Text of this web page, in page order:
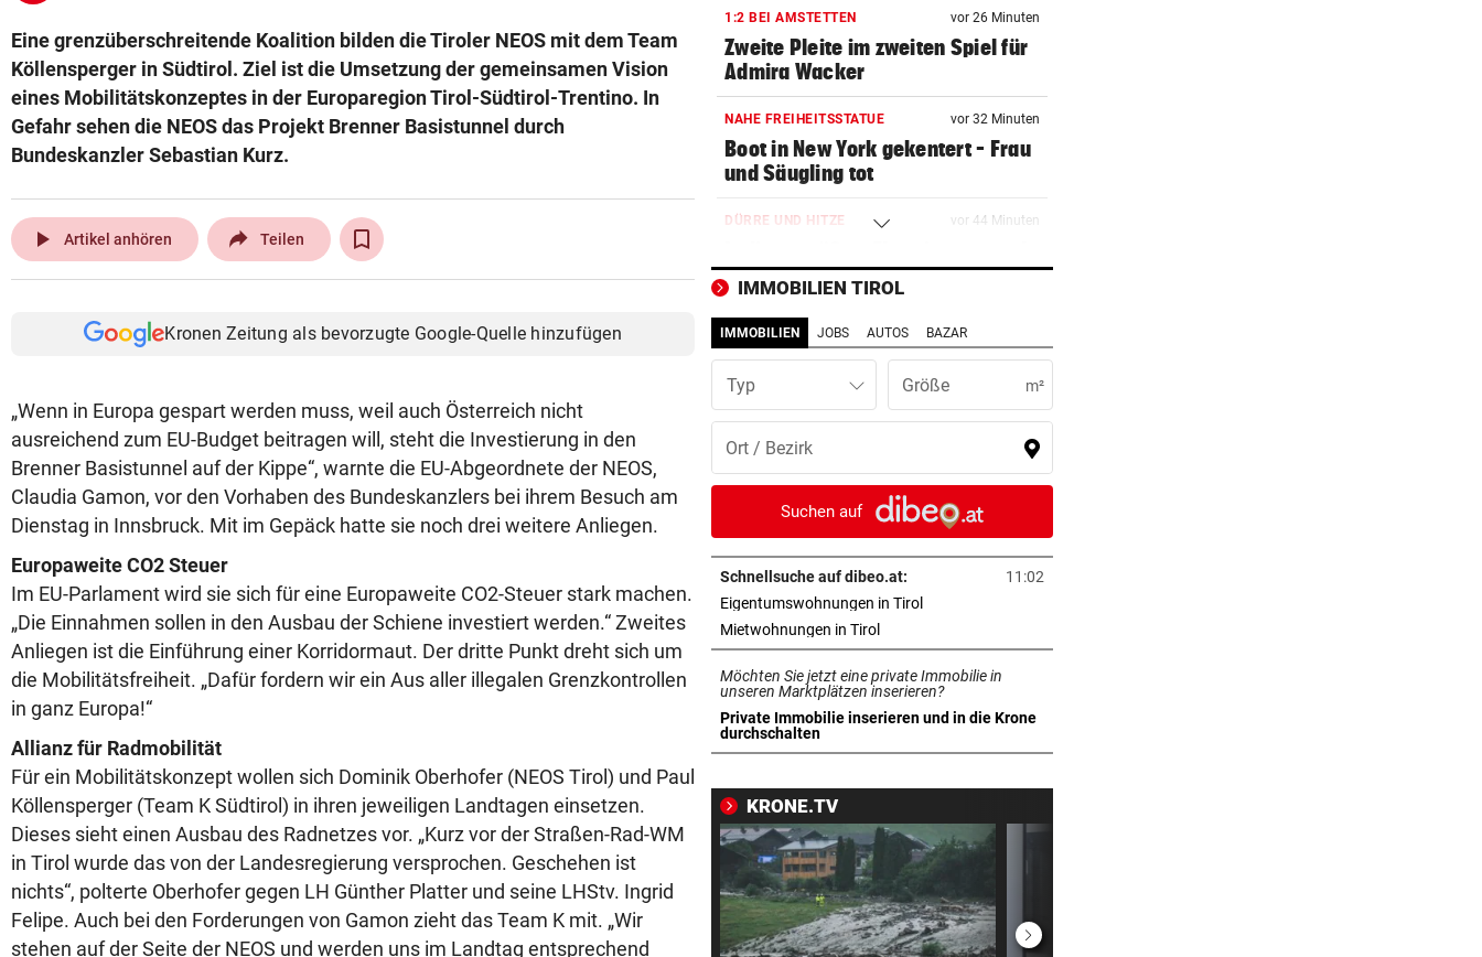
Eine grenzüberschreitende Koalition bilden die Tiroler NEOS mit dem Team
Köllensperger in Südtirol. Ziel ist die Umsetzung der gemeinsamen Vision
eines Mobilitätskonzeptes in der Europaregion Tirol-Südtirol-Trentino. In
Gefahr sehen die NEOS das Projekt Brenner Basistunnel durch
Bundeskanzler Sebastian Kurz.
play_arrow Artikel anhören Teilen
Kronen Zeitung als bevorzugte Google-Quelle hinzufügen
„Wenn in Europa gespart werden muss, weil auch Österreich nicht
ausreichend zum EU-Budget beitragen will, steht die Investierung in den
Brenner Basistunnel auf der Kippe“, warnte die EU-Abgeordnete der NEOS,
Claudia Gamon, vor den Vorhaben des Bundeskanzlers bei ihrem Besuch am
Dienstag in Innsbruck. Mit im Gepäck hatte sie noch drei weitere Anliegen.
Europaweite CO2 Steuer
Im EU-Parlament wird sie sich für eine Europaweite CO2-Steuer stark machen.
„Die Einnahmen sollen in den Ausbau der Schiene investiert werden.“ Zweites
Anliegen ist die Einführung einer Korridormaut. Der dritte Punkt dreht sich um
die Mobilitätsfreiheit. „Dafür fordern wir ein Aus aller illegalen Grenzkontrollen
in ganz Europa!“
Allianz für Radmobilität
Für ein Mobilitätskonzept wollen sich Dominik Oberhofer (NEOS Tirol) und Paul
Köllensperger (Team K Südtirol) in ihren jeweiligen Landtagen einsetzen.
Dieses sieht einen Ausbau des Radnetzes vor. „Kurz vor der Straßen-Rad-WM
in Tirol wurde das von der Landesregierung versprochen. Geschehen ist
nichts“, polterte Oberhofer gegen LH Günther Platter und seine LHStv. Ingrid
Felipe. Auch bei den Forderungen von Gamon zieht das Team K mit. „Wir
stehen auf der Seite der NEOS und werden uns im Landtag entsprechend
1:2 BEI AMSTETTEN vor 26 Minuten
Zweite Pleite im zweiten Spiel für
Admira Wacker
NAHE FREIHEITSSTATUE vor 32 Minuten
Boot in New York gekentert – Frau
und Säugling tot
DÜRRE UND HITZE vor 44 Minuten
ein Rinnsal
AUF MARIAHILFER STRASSE
Mann mit Stanleymesser ins
Gesicht gestochen
DFB-PROFI PACKT AUS: vor einer Stunde
Nagelsmann? „Wie das 3 Jahre
abgelaufen ist …“
„WUNDER IM ANMARSCH“ vor einer Stunde
Ö3-Star Gabi Hiller teilt
zuckersüße Baby-News
42 FLORIANI IM EINSATZ
Schwammerlsucher in steilem
Gelände gestürzt
NACH ANSTURM AUF CEUTA vor einer Stunde
Streit zwischen Rom und Madrid:
ZUR LAGE DER PARTEIEN vor einer Stunde
FPÖ immer stärker, zieht jemand
die ÖVP-Reißleine?
AM HEIMWEG vor einer Stunde
IMMOBILIEN TIROL
IMMOBILIEN JOBS AUTOS BAZAR
Typ m²
Suchen auf
Schnellsuche auf dibeo.at:
11:02
Eigentumswohnungen in Tirolin neuem Tab öffnen
Mietwohnungen in Tirolin neuem Tab öffnen
Möchten Sie jetzt eine private Immobilie in
unseren Marktplätzen inserieren?
Private Immobilie inserieren und in die Krone
durchschalten
in neuem Tab öffnen
KRONE.TV